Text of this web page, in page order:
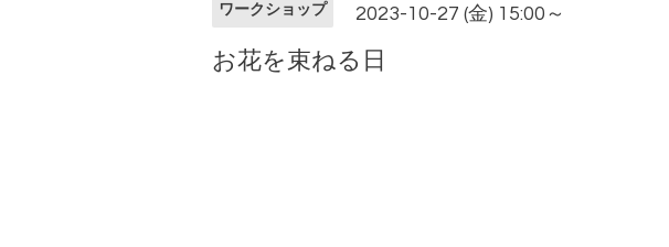
ワークショップ 2023-10-27 (金) 15:00～
お花を束ねる日